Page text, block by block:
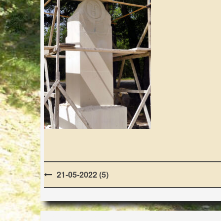
Post
navigation
21-05-2022 (5)